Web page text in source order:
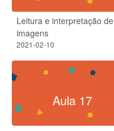
Leitura e interpretação de
imagens
2021-02-10
Aula 17